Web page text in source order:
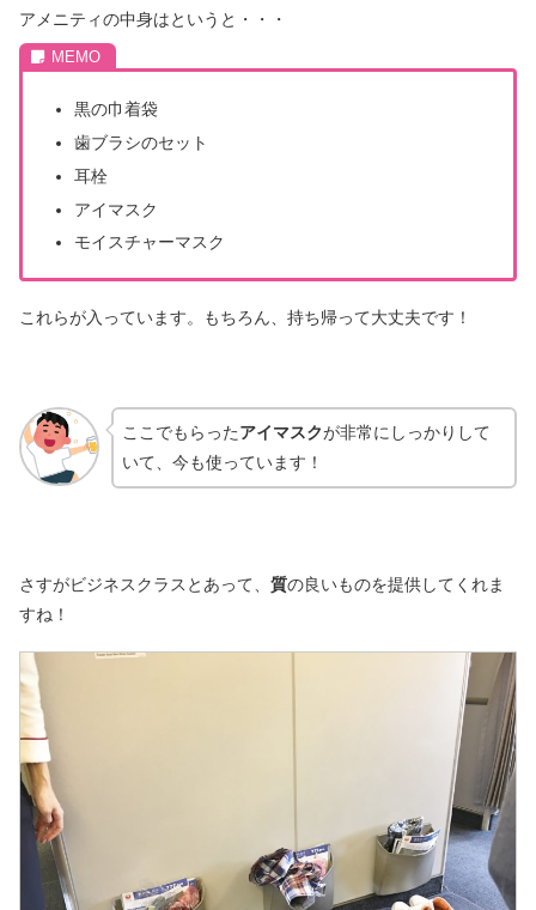
アメニティの中身はというと・・・
黒の巾着袋
歯ブラシのセット
耳栓
アイマスク
モイスチャーマスク
これらが入っています。もちろん、持ち帰って大丈夫です！
ここでもらったアイマスクが非常にしっかりして
いて、今も使っています！
さすがビジネスクラスとあって、 質の良いものを提供してくれま
すね！